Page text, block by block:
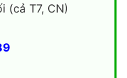
(cả T7, CN)